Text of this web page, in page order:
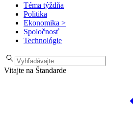
Téma týždňa
Politika
Ekonomika >
Spoločnosť
Technológie
Vitajte na Štandarde